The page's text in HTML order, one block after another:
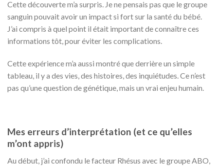
Cette découverte m’a surpris. Je ne pensais pas que le groupe
sanguin pouvait avoir un impact si fort sur la santé du bébé.
J’ai compris à quel point il était important de connaître ces
informations tôt, pour éviter les complications.
Cette expérience m’a aussi montré que derrière un simple
tableau, il y a des vies, des histoires, des inquiétudes. Ce n’est
pas qu’une question de génétique, mais un vrai enjeu humain.
Mes erreurs d’interprétation (et ce qu’elles
m’ont appris)
Au début, j’ai confondu le facteur Rhésus avec le groupe ABO,